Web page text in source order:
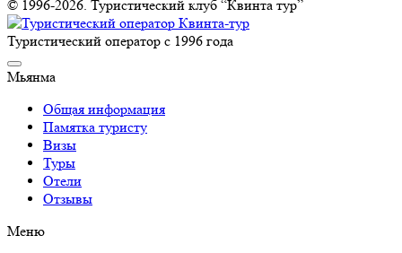
© 1996-2026. Туристический клуб “Квинта тур”
Туристический оператор с 1996 года
Мьянма
Общая информация
Памятка туристу
Визы
Туры
Отели
Отзывы
Меню